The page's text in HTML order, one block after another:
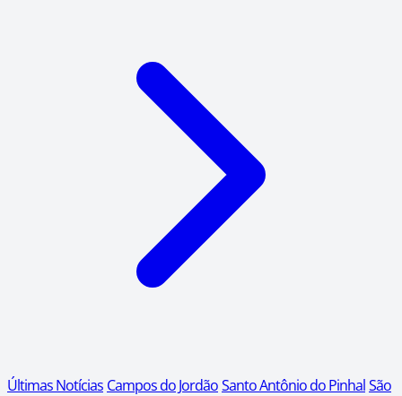
Últimas Notícias Campos do JordãoSanto Antônio do PinhalSão